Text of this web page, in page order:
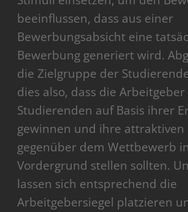
beeinflussen, dass aus einer
Bewerbungsabsicht eine
Bewerbung generiert wird.
die Zielgruppe der
dies also, dass die Arbeitgeber
Studierenden auf Basis ihrer
gewinnen und ihre attraktiven
gegenüber dem Wettbewerb
Vordergrund stellen sollten.
lassen sich entsprechend die
Arbeitgebersiegel platzieren